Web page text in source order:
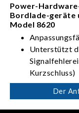
Power-
Bordlade-geräte
Model 8620
Unterstützt
Kurzschluss)
Unterstützt
Modellen
Unterstützt
Der